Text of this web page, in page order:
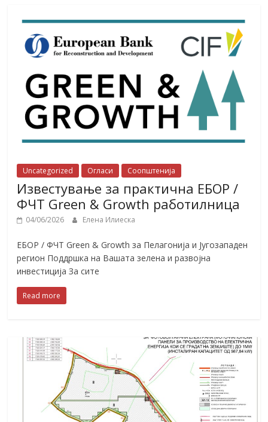
Uncategorized Огласи Соопштенија
Известување за практична ЕБОР /
ФЧТ Green & Growth работилница
04/06/2026 Елена Илиеска
ЕБОР / ФЧТ Green & Growth за Пелагонија и Југозападен
регион Поддршка на Вашата зелена и развојна
инвестиција За сите
Read more